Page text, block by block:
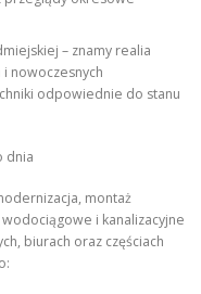
– znamy realia
nowoczesnych
odpowiednie do stanu
dnia
montaż
i kanalizacyjne
biurach oraz częściach